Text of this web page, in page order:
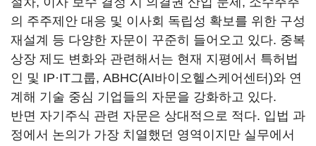
의 주주제안 대응 및 이사회 독립성 확보를 위한 구성
재설계 등 다양한 자문이 꾸준히 들어오고 있다. 중복
상장 제도 변화와 관련해서는 현재 지평에서 특허법
인 및 IP·IT그룹, ABHC(AI바이오헬스케어센터)와 연
계해 기술 중심 기업들의 자문을 강화하고 있다.
반면 자기주식 관련 자문은 상대적으로 적다. 입법 과
정에서 논의가 가장 치열했던 영역이지만 실무에서